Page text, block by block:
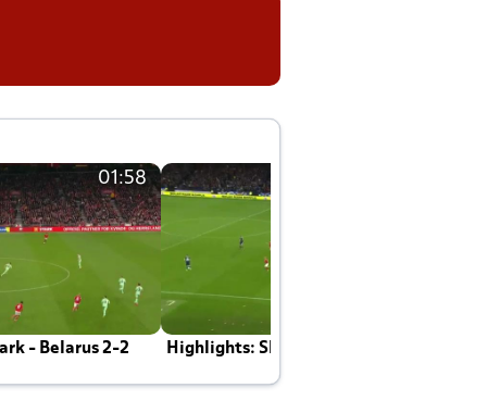
01:58
- Belarus 2-2 Highlights: Skotland - Danmark 4-2